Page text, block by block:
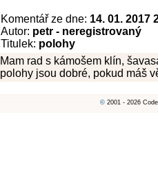
Komentář ze dne: 14. 01. 2017
Autor: petr - neregistrovaný
Titulek: polohy
Mam rad s kámošem klín,
polohy jsou dobré, pokud máš
© 2001 - 2026